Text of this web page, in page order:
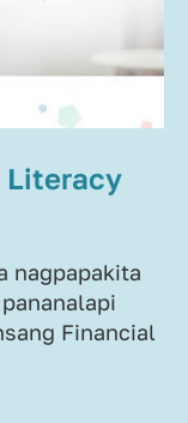
Literacy
nagpapakita
Financial